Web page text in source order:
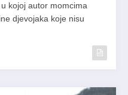
kojoj autor momcima
djevojaka koje nisu